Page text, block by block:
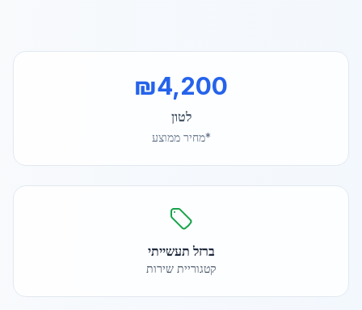
₪4,200
לטון
*מחיר ממוצע
ברזל תעשייתי
קטגוריית שירות